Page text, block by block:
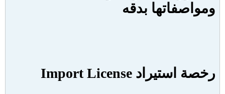
ومواصفاتها بدقه
رخصة استيراد Import License